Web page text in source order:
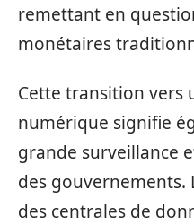
remettant en
monétaires
Cette transition vers
numérique signifie
grande surveillance
des gouvernements.
des centrales de